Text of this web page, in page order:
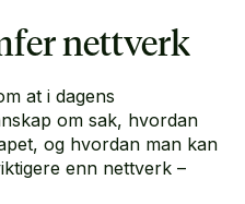
nettverk
at i dagens
om sak, hvordan
og hvordan man kan
enn nettverk –